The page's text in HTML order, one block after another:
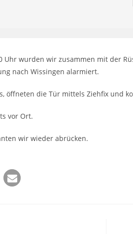
Uhr wurden wir zusammen mit der
nach Wissingen alarmiert.
öffneten die Tür mittels Ziehfix und
vor Ort.
wir wieder abrücken.